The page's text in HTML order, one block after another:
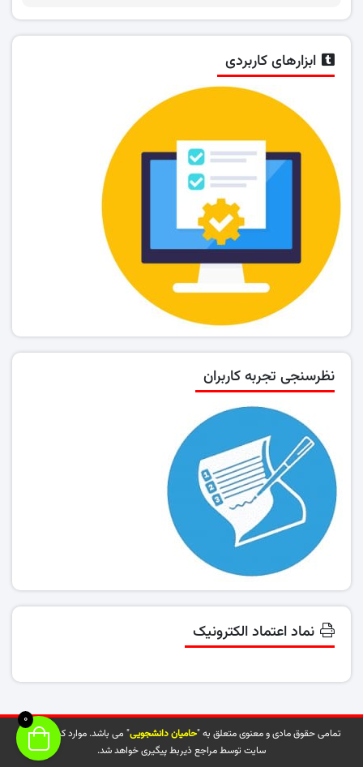
ابزارهای کاربردی
نظرسنجی تجربه کاربران
نماد اعتماد الکترونیک
تمامی حقوق مادی و معنوی متعلق به "حامیان دانشجویی" می باشد. موارد کپی شده از
سایت توسط مراجع ذیربط پیگیری خواهد شد.
0